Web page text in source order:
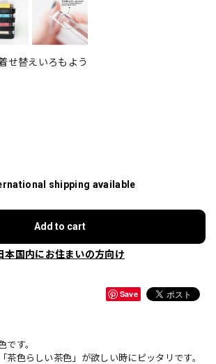
せ替えいろもよう
shipping available
Add to cart
本国内にお住まいの方向け
Save
です。
茶色らしい茶色」が欲しい時にピッタリです。